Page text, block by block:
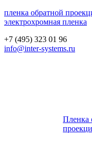
пленка обратной
электрохромная пленка
+7 (495) 323 01 96
info@inter-systems.ru
Пленка